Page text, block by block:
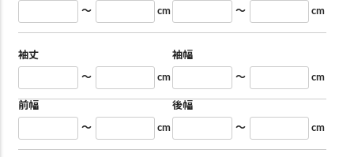
～ cm ～ cm
袖丈
～ cm
袖幅
～ cm
前幅
～ cm
後幅
～ cm